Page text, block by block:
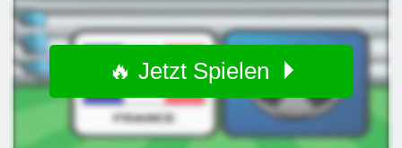
🔥 Jetzt Spielen